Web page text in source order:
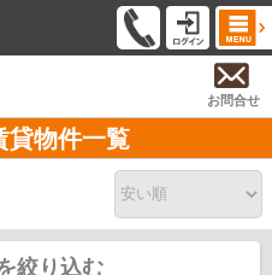
お問合せ
貸物件一覧
絞り込む